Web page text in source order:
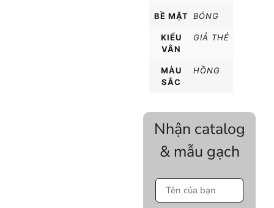
BỀ MẶT BÓNG
KIỂU
VÂN
GIẢ THẺ
MÀU
SẮC
HỒNG
Nhận catalog
& mẫu gạch